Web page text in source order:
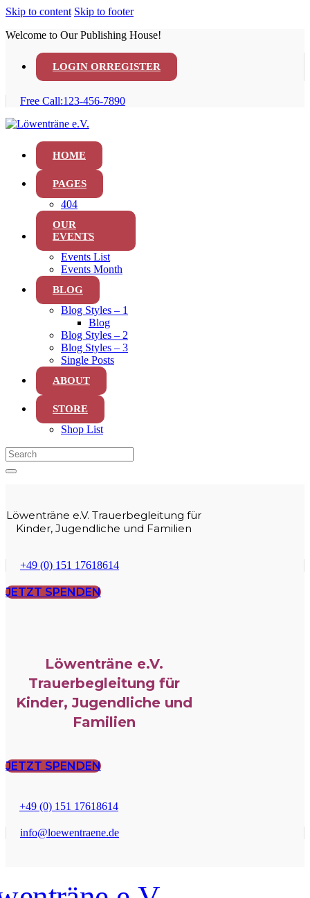
Skip to content Skip to footer
Welcome to Our Publishing House!
LOGIN ORREGISTER
Free Call:123-456-7890
HOME
PAGES
404
OUR
EVENTS
Events List
Events Month
BLOG
Blog Styles – 1
Blog
Blog Styles – 2
Blog Styles – 3
Single Posts
ABOUT
STORE
Shop List
Löwenträne e.V. Trauerbegleitung für
Kinder, Jugendliche und Familien
+49 (0) 151 17618614
JETZT SPENDEN
Löwenträne e.V.
Trauerbegleitung für
Kinder, Jugendliche und
Familien
JETZT SPENDEN
+49 (0) 151 17618614
info@loewentraene.de